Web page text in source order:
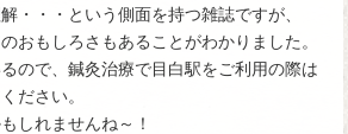
・・・という側面を持つ雑誌ですが、
おもしろさもあることがわかりました。
ので、鍼灸治療で目白駅をご利用の際は
ださい。
しれませんね～！